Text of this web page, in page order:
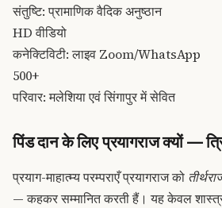
संतुष्टि: प्रामाणिक वैदिक अनुष्ठान
HD वीडियो
कनेक्टिविटी: लाइव Zoom/WhatsApp
500+
परिवार: मलेशिया एवं सिंगापुर में सेवित
पिंड दान के लिए प्रयागराज क्यों —
प्रयाग-माहात्म्य परम्पराएँ प्रयागराज को
— कहकर सम्मानित करती हैं। यह केवल